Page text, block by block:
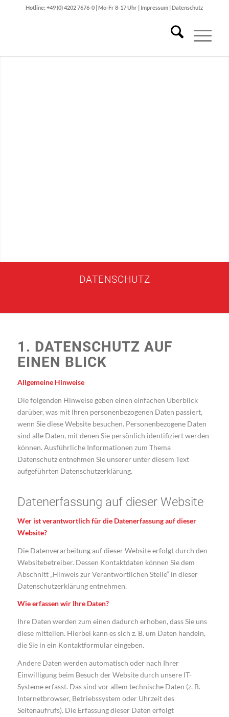
Hotline: +49 (0) 4202 7676-0 | Mo-Fr 8-17 Uhr | Impressum |Datenschutz
DATENSCHUTZ
1. DATENSCHUTZ AUF
EINEN BLICK
Allgemeine Hinweise
Die folgenden Hinweise geben einen einfachen Überblick
darüber, was mit Ihren personenbezogenen Daten passiert,
wenn Sie diese Website besuchen. Personenbezogene Daten
sind alle Daten, mit denen Sie persönlich identifiziert werden
können. Ausführliche Informationen zum Thema
Datenschutz entnehmen Sie unserer unter diesem Text
aufgeführten Datenschutzerklärung.
Datenerfassung auf dieser Website
Wer ist verantwortlich für die Datenerfassung auf dieser
Website?
Die Datenverarbeitung auf dieser Website erfolgt durch den
Websitebetreiber. Dessen Kontaktdaten können Sie dem
Abschnitt „Hinweis zur Verantwortlichen Stelle“ in dieser
Datenschutzerklärung entnehmen.
Wie erfassen wir Ihre Daten?
Ihre Daten werden zum einen dadurch erhoben, dass Sie uns
diese mitteilen. Hierbei kann es sich z. B. um Daten handeln,
die Sie in ein Kontaktformular eingeben.
Andere Daten werden automatisch oder nach Ihrer
Einwilligung beim Besuch der Website durch unsere IT-
Systeme erfasst. Das sind vor allem technische Daten (z. B.
Internetbrowser, Betriebssystem oder Uhrzeit des
Seitenaufrufs). Die Erfassung dieser Daten erfolgt